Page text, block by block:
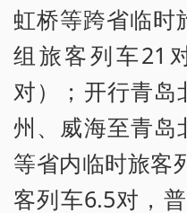
虹桥等跨省临时
组旅客列车21
对）；开行青岛
州、威海至青岛
等省内临时旅客
客列车6.5对，